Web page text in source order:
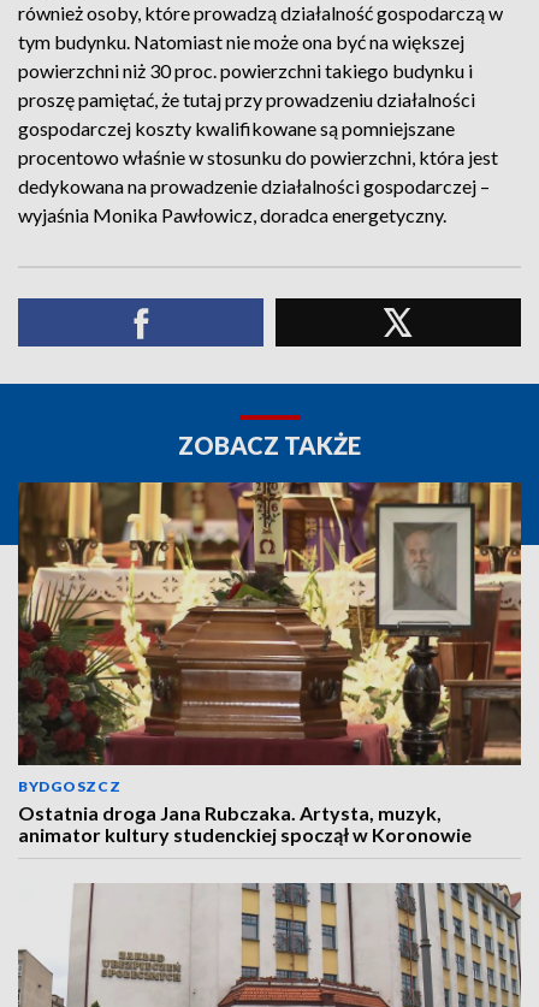
również osoby, które prowadzą działalność gospodarczą w
tym budynku. Natomiast nie może ona być na większej
powierzchni niż 30 proc. powierzchni takiego budynku i
proszę pamiętać, że tutaj przy prowadzeniu działalności
gospodarczej koszty kwalifikowane są pomniejszane
procentowo właśnie w stosunku do powierzchni, która jest
dedykowana na prowadzenie działalności gospodarczej –
wyjaśnia Monika Pawłowicz, doradca energetyczny.
ZOBACZ TAKŻE
BYDGOSZCZ
Ostatnia droga Jana Rubczaka. Artysta, muzyk,
animator kultury studenckiej spoczął w Koronowie